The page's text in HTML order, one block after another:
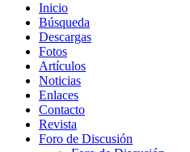
Inicio
Búsqueda
Descargas
Fotos
Artículos
Noticias
Enlaces
Contacto
Revista
Foro de Discusión